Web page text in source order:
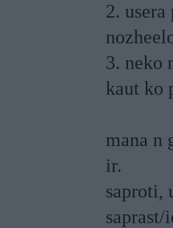
2.
3. neko
kaut ko
mana n
ir.
saproti,